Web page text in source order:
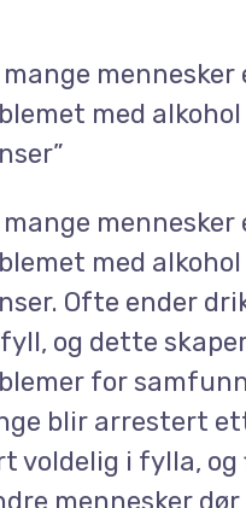
mange mennesker
med
mange mennesker
med
Ofte ender
og dette
for
blir arrestert
voldelig i fylla, og
mennesker